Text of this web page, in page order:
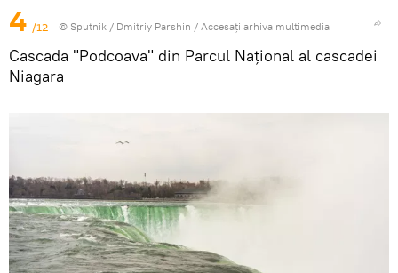
4 /12 © Sputnik / Dmitriy Parshin / Accesați arhiva multimedia
Cascada "Podcoava" din Parcul Național al cascadei
Niagara